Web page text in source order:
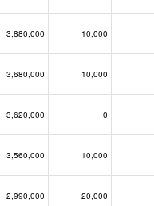
3,880,000 10,000
3,680,000 10,000
3,620,000 0
3,560,000 10,000
2,990,000 20,000